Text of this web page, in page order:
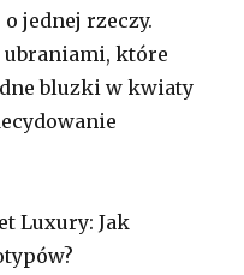
jednej rzeczy.
ubraniami, które
bluzki w kwiaty
Luxury: Jak